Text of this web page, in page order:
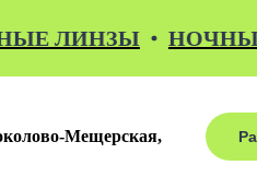
НОЧНЫЕ
Мещерская,